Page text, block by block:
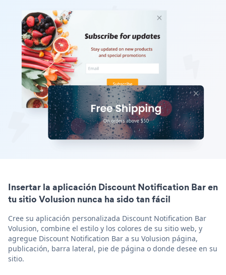
Insertar la aplicación Discount Notification Bar en
tu sitio Volusion nunca ha sido tan fácil
Cree su aplicación personalizada Discount Notification Bar
Volusion, combine el estilo y los colores de su sitio web, y
agregue Discount Notification Bar a su Volusion página,
publicación, barra lateral, pie de página o donde desee en su
sitio.